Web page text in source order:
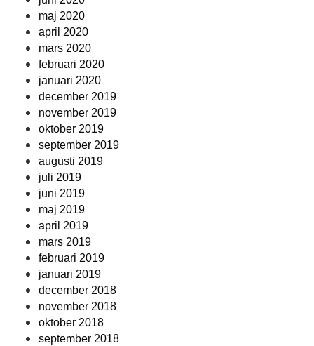
maj 2020
april 2020
mars 2020
februari 2020
januari 2020
december 2019
november 2019
oktober 2019
september 2019
augusti 2019
juli 2019
juni 2019
maj 2019
april 2019
mars 2019
februari 2019
januari 2019
december 2018
november 2018
oktober 2018
september 2018